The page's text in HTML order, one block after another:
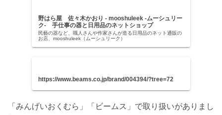
野はら屋 佐々木かおり - mooshuleek -ムーシュリー
ク- 手仕事の器と日用品のネットショップ
民藝の器など、職人さんや作家さんが造る日用品のネット通販の
お店、mooshuleek（ムーシュリーク）
https://www.beams.co.jp/brand/004394/?tree=72
「みんげいおくむら」「ビームス」で取り扱いがありまし